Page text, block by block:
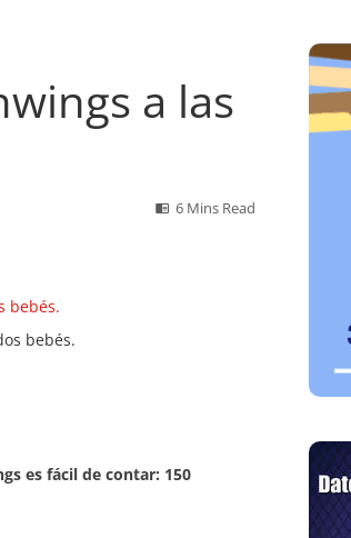
a las
6 Mins Read
bebés.
es fácil de contar: 150